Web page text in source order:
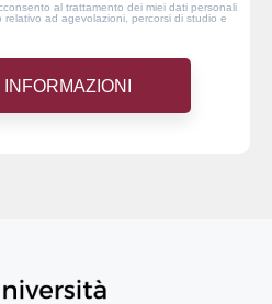
al trattamento dei miei dati personali
relativo ad agevolazioni, percorsi di studio e